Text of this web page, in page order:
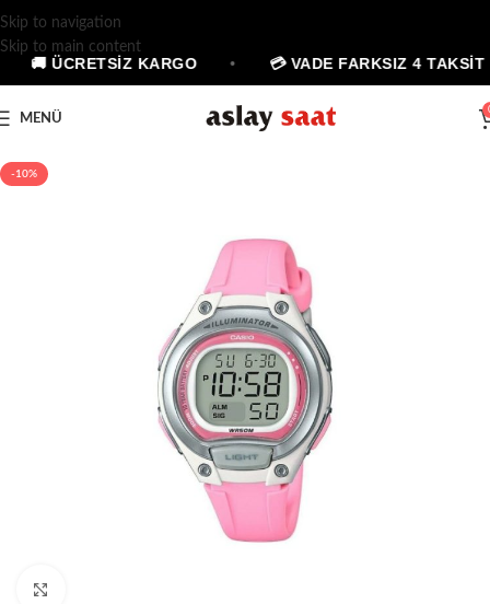
Skip to navigation
Skip to main content
🚚 ÜCRETSİZ KARGO 💳 VADE FARKSIZ 4 TAKSİT
MENÜ
-10%